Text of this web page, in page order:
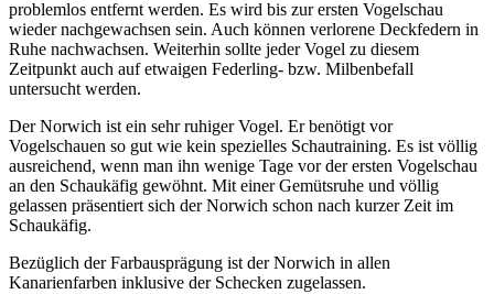
problemlos entfernt werden. Es wird bis zur ersten Vogelschau
wieder nachgewachsen sein. Auch können verlorene Deckfedern in
Ruhe nachwachsen. Weiterhin sollte jeder Vogel zu diesem
Zeitpunkt auch auf etwaigen Federling- bzw. Milbenbefall
untersucht werden.
Der Norwich ist ein sehr ruhiger Vogel. Er benötigt vor
Vogelschauen so gut wie kein spezielles Schautraining. Es ist völlig
ausreichend, wenn man ihn wenige Tage vor der ersten Vogelschau
an den Schaukäfig gewöhnt. Mit einer Gemütsruhe und völlig
gelassen präsentiert sich der Norwich schon nach kurzer Zeit im
Schaukäfig.
Bezüglich der Farbausprägung ist der Norwich in allen
Kanarienfarben inklusive der Schecken zugelassen.